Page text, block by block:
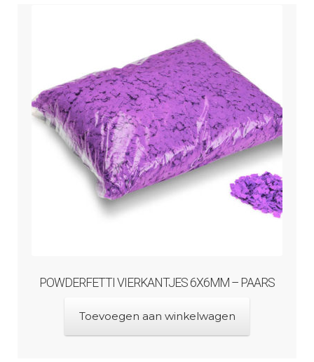
POWDERFETTI VIERKANTJES 6X6MM – PAARS
Toevoegen aan winkelwagen